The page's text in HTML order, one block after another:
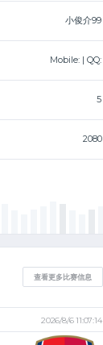
小俊介99
Mobile:| QQ:
5
2080
查看更多比赛信息
2026/8/6 11:07:14